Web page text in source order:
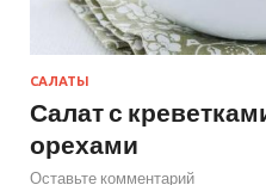
САЛАТЫ
Салат с
орехами
Оставьте комментарий